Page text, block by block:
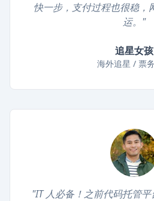
快一步，支付过程也很稳，
运。"
追星女孩
海外追星 / 票
"IT 人必备！之前代码托管